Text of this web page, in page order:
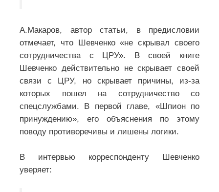
А.Макаров, автор статьи, в предисловии
отмечает, что Шевченко «не скрывал своего
сотрудничества с ЦРУ». В своей книге
Шевченко действительно не скрывает своей
связи с ЦРУ, но скрывает причины, из-за
которых пошел на сотрудничество со
спецслужбами. В первой главе, «Шпион по
принуждению», его объяснения по этому
поводу противоречивы и лишены логики.
В интервью корреспонденту Шевченко
уверяет: